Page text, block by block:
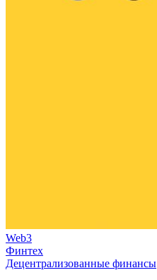
Web3
Финтех
Децентрализованные финансы